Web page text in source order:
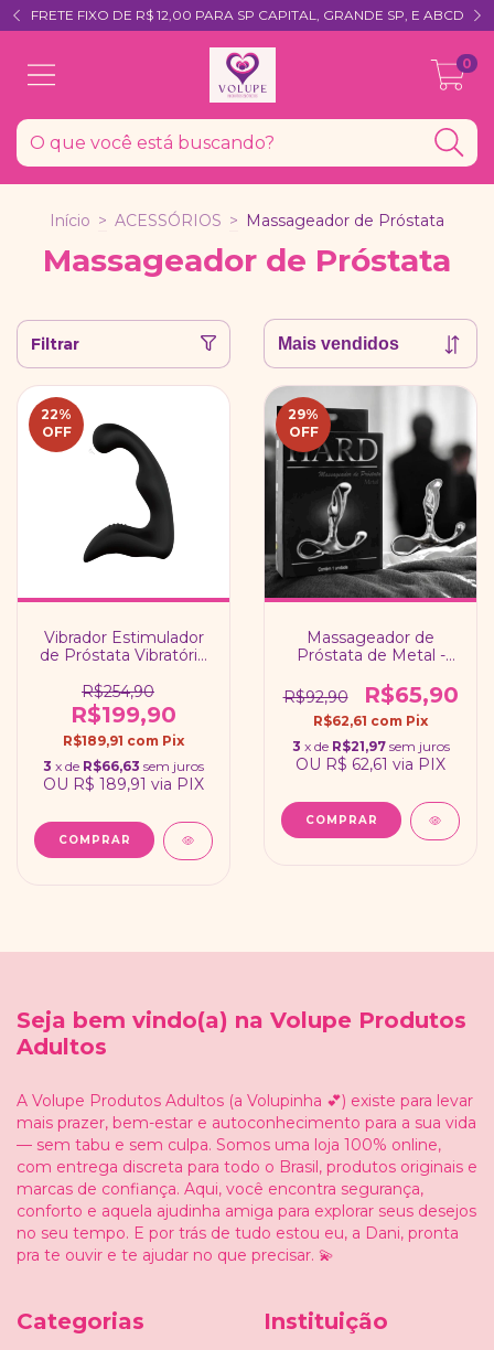
FRETE FIXO DE R$ 12,00 PARA SP CAPITAL, GRANDE SP, E ABCD
0
Início > ACESSÓRIOS > Massageador de Próstata
Massageador de Próstata
Filtrar
22%
OFF
Vibrador Estimulador
de Próstata Vibratório
R$254,90
R$199,90
R$189,91 com Pix
3 x de R$66,63 sem juros
OU R$ 189,91 via PIX
29%
OFF
Massageador de
Próstata de Metal -
R$92,90
R$65,90
R$62,61 com Pix
3 x de R$21,97 sem juros
OU R$ 62,61 via PIX
Seja bem vindo(a) na Volupe Produtos
Adultos
A Volupe Produtos Adultos (a Volupinha 💕) existe para levar
mais prazer, bem-estar e autoconhecimento para a sua vida
— sem tabu e sem culpa. Somos uma loja 100% online,
com entrega discreta para todo o Brasil, produtos originais e
marcas de confiança. Aqui, você encontra segurança,
conforto e aquela ajudinha amiga para explorar seus desejos
no seu tempo. E por trás de tudo estou eu, a Dani, pronta
pra te ouvir e te ajudar no que precisar. 💫
Categorias Instituição